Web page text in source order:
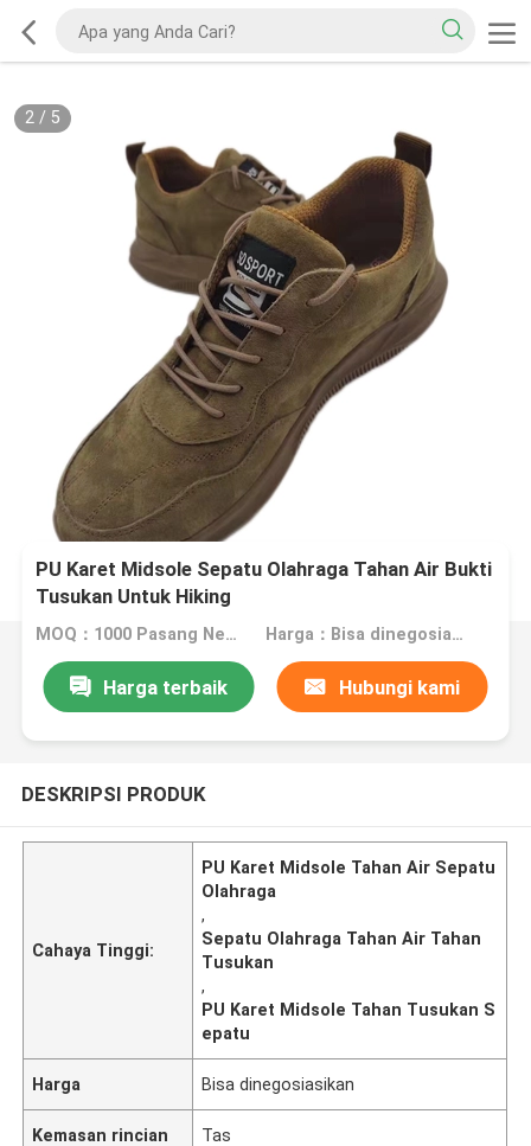
2/ 5
PU Karet Midsole Sepatu Olahraga Tahan Air Bukti
Tusukan Untuk Hiking
MOQ：1000 Pasang Nego Harga：Bisa dinegosiasikan
Harga terbaik Hubungi kami
DESKRIPSI PRODUK
Cahaya Tinggi:
PU Karet Midsole Tahan Air Sepatu
Olahraga
,
Sepatu Olahraga Tahan Air Tahan
Tusukan
,
PU Karet Midsole Tahan Tusukan S
epatu
Harga Bisa dinegosiasikan
Kemasan rincian Tas